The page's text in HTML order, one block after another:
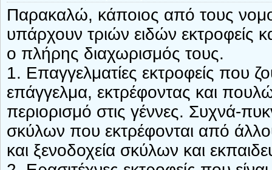
Παρακαλώ, κάποιος από τους
υπάρχουν τριών ειδών εκτροφείς
ο πλήρης διαχωρισμός τους.
1. Επαγγελματίες εκτροφείς που
επάγγελμα, εκτρέφοντας και
περιορισμό στις γέννες. Συχνά-
σκύλων που εκτρέφονται από
και ξενοδοχεία σκύλων και